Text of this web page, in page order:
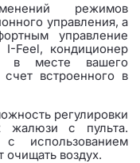
режимов
управления, а
управление
Feel, кондиционер
в месте вашего
встроенного в
регулировки
жалюзи с пульта.
использованием
очищать воздух.